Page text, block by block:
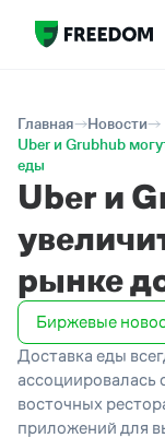
Главная
Новости
Uber и Grubhub
еды
Uber и
рынке
Биржевые
Доставка еды
ассоциировалась
восточных
приложений для